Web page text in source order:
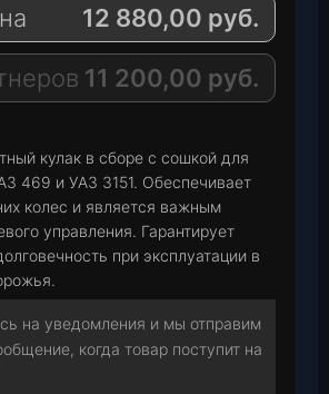
12 880,00 руб.
11 200,00 руб.
кулак в сборе с сошкой для
469 и УАЗ 3151. Обеспечивает
колес и является важным
управления. Гарантирует
при эксплуатации в
на уведомления и мы отправим
когда товар поступит на